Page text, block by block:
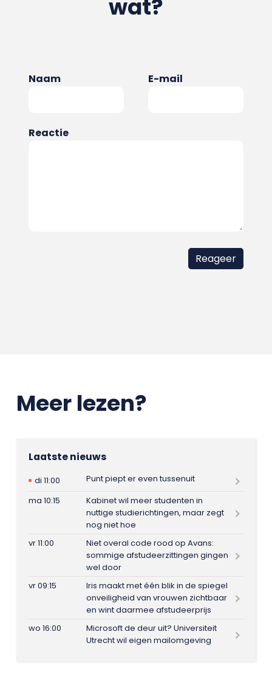
wat?
Naam E-mail
Reactie
Meer lezen?
Laatste nieuws
di 11:00
Punt piept er even tussenuit
ma 10:15
Kabinet wil meer studenten in
nuttige studierichtingen, maar zegt
nog niet hoe
vr 11:00
Niet overal code rood op Avans:
sommige afstudeerzittingen gingen
wel door
vr 09:15
Iris maakt met één blik in de spiegel
onveiligheid van vrouwen zichtbaar
en wint daarmee afstudeerprijs
wo 16:00
Microsoft de deur uit? Universiteit
Utrecht wil eigen mailomgeving